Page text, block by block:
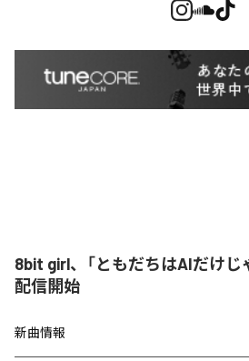
8bit girl、「ともだちはAIだけじ
配信開始
新曲情報